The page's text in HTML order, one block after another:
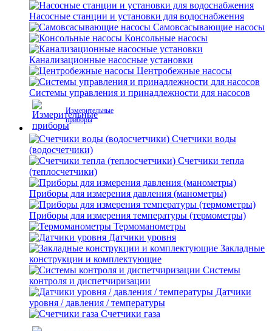
Насосные станции и установки для водоснабжения
Самовсасывающие насосы
Консольные насосы
Канализационные насосные установки
Центробежные насосы
Системы управления и принадлежности для насосов
Измерительные
приборы
Счетчики воды
(водосчетчики)
Счетчики тепла
(теплосчетчики)
Приборы для измерения давления (манометры)
Приборы для измерения температуры (термометры)
Термоманометры
Датчики уровня
Закладные
конструкции и комплектующие
Системы
контроля и диспетчиризации
Датчики
уровня / давления / температуры
Счетчики газа